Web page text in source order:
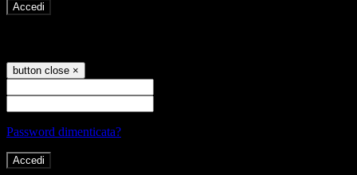
Accedi
button close ×
Password dimenticata?